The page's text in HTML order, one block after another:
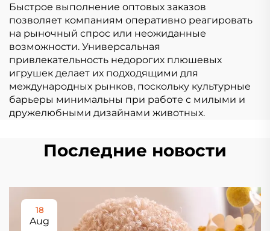
Быстрое выполнение оптовых заказов
позволяет компаниям оперативно реагировать
на рыночный спрос или неожиданные
возможности. Универсальная
привлекательность недорогих плюшевых
игрушек делает их подходящими для
международных рынков, поскольку культурные
барьеры минимальны при работе с милыми и
дружелюбными дизайнами животных.
Последние новости
18
Aug